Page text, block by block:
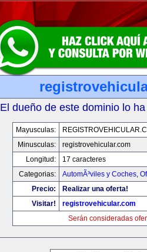
El dueño de este dominio lo
Mayusculas:
Minusculas:
registrovehicular.com
Longitud:
17 caracteres
Categorias:
AutomÃ³viles y Coches,
Precio:
Realizar una oferta!
Visitar!
registrovehicular.com
Serán consideradas